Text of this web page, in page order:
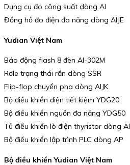
Dụng cụ đo công suất dòng AI
Đồng hồ đo điện đa năng dòng AIJE
Yudian Việt Nam
Báo động flash 8 đèn AI-302M
Rơle trạng thái rắn dòng SSR
Flip-flop chuyển pha dòng AIJK
Bộ điều khiển điện tiết kiệm YDG20
Bộ điều khiển nguồn đa năng YDG50
Tủ điều khiển lò điện thyristor dòng AI
Bộ điều khiển lập trình PLC dòng AP
Bộ điều khiển Yudian Việt Nam